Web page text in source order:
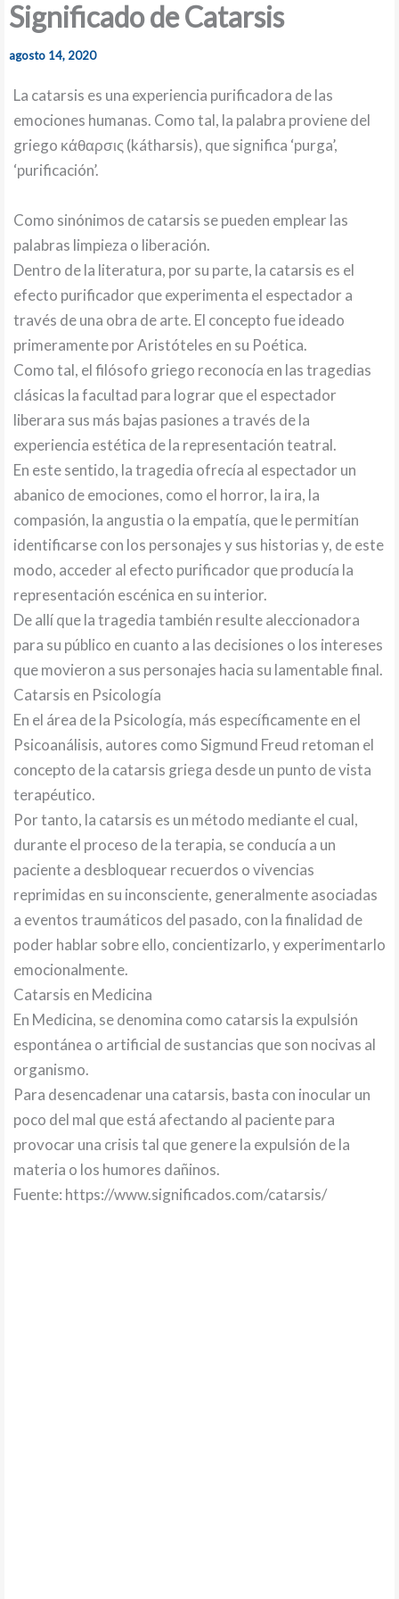
Significado de Catarsis
agosto 14, 2020
La catarsis es una experiencia purificadora de las
emociones humanas. Como tal, la palabra proviene del
griego κάθαρσις (kátharsis), que significa ‘purga’,
‘purificación’.
Como sinónimos de catarsis se pueden emplear las
palabras limpieza o liberación.
Dentro de la literatura, por su parte, la catarsis es el
efecto purificador que experimenta el espectador a
través de una obra de arte. El concepto fue ideado
primeramente por Aristóteles en su Poética.
Como tal, el filósofo griego reconocía en las tragedias
clásicas la facultad para lograr que el espectador
liberara sus más bajas pasiones a través de la
experiencia estética de la representación teatral.
En este sentido, la tragedia ofrecía al espectador un
abanico de emociones, como el horror, la ira, la
compasión, la angustia o la empatía, que le permitían
identificarse con los personajes y sus historias y, de este
modo, acceder al efecto purificador que producía la
representación escénica en su interior.
De allí que la tragedia también resulte aleccionadora
para su público en cuanto a las decisiones o los intereses
que movieron a sus personajes hacia su lamentable final.
Catarsis en Psicología
En el área de la Psicología, más específicamente en el
Psicoanálisis, autores como Sigmund Freud retoman el
concepto de la catarsis griega desde un punto de vista
terapéutico.
Por tanto, la catarsis es un método mediante el cual,
durante el proceso de la terapia, se conducía a un
paciente a desbloquear recuerdos o vivencias
reprimidas en su inconsciente, generalmente asociadas
a eventos traumáticos del pasado, con la finalidad de
poder hablar sobre ello, concientizarlo, y experimentarlo
emocionalmente.
Catarsis en Medicina
En Medicina, se denomina como catarsis la expulsión
espontánea o artificial de sustancias que son nocivas al
organismo.
Para desencadenar una catarsis, basta con inocular un
poco del mal que está afectando al paciente para
provocar una crisis tal que genere la expulsión de la
materia o los humores dañinos.
Fuente: https://www.significados.com/catarsis/